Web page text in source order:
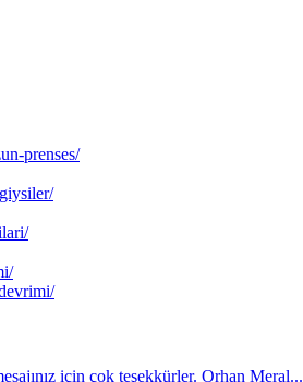
prenses/
için çok teşekkürler. Orhan Meral...